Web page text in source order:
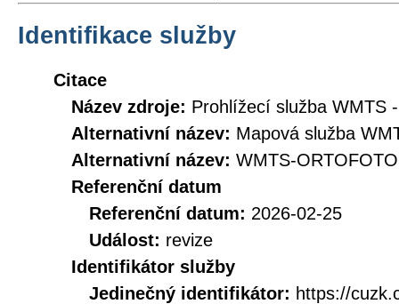
Identifikace služby
Citace
Název zdroje: Prohlížecí služba WMTS
Alternativní název: Mapová služba
Alternativní název: WMTS-ORTOFOTO
Referenční datum
Referenční datum: 2026-02-25
Událost: revize
Identifikátor služby
Jedinečný identifikátor: https://